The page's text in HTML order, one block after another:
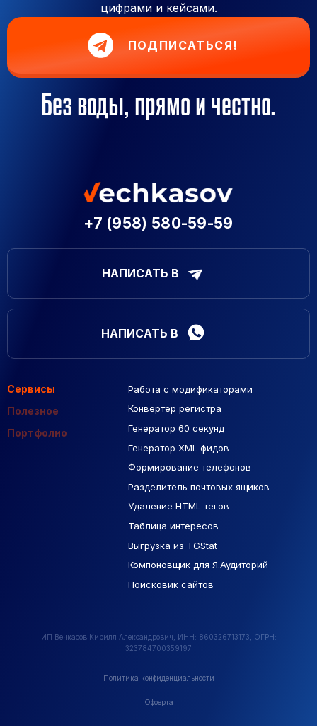
цифрами и кейсами.
ПОДПИСАТЬСЯ!
Без воды, прямо и честно.
+7 (958) 580-59-59
НАПИСАТЬ В
НАПИСАТЬ В
Сервисы
Полезное
Портфолио
Работа с модификаторами
Конвертер регистра
Генератор 60 секунд
Генератор XML фидов
Формирование телефонов
Разделитель почтовых ящиков
Удаление HTML тегов
Таблица интересов
Выгрузка из TGStat
Компоновщик для Я.Аудиторий
Поисковик сайтов
Подборка сайтов
Макеты Figma
База Яндекс Карты
РСЯ площадки
Созданные сайты
Контекстная реклама
ИП Вечкасов Кирилл Александрович, ИНН: 860326713173, ОГРН:
323784700359197
Политика конфиденциальности
Офферта